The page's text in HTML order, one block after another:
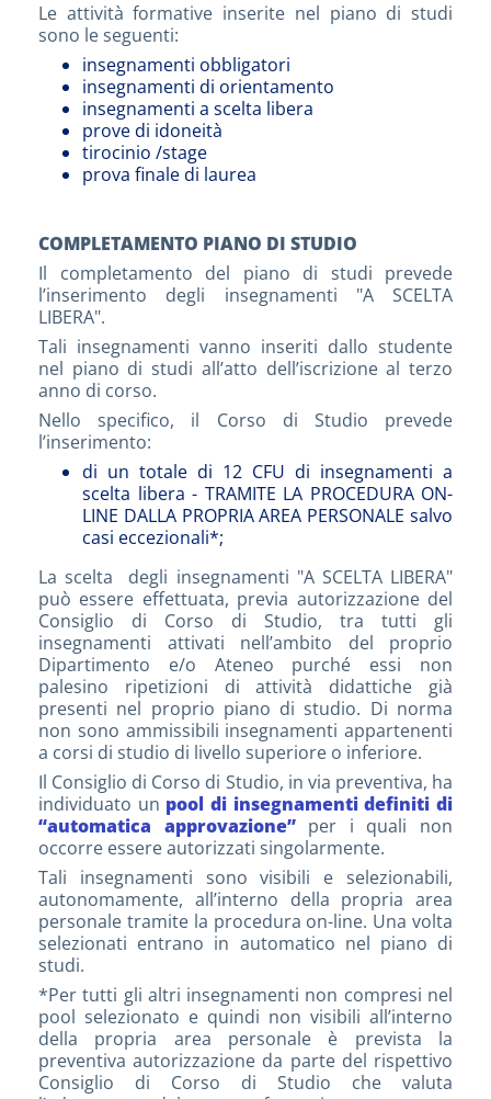
Le attività formative inserite nel piano di studi
sono le seguenti:
insegnamenti obbligatori
insegnamenti di orientamento
insegnamenti a scelta libera
prove di idoneità
tirocinio /stage
prova finale di laurea
COMPLETAMENTO PIANO DI STUDIO
Il completamento del piano di studi prevede
l’inserimento degli insegnamenti "A SCELTA
LIBERA".
Tali insegnamenti vanno inseriti dallo studente
nel piano di studi all’atto dell’iscrizione al terzo
anno di corso.
Nello specifico, il Corso di Studio prevede
l’inserimento:
di un totale di 12 CFU di insegnamenti a
scelta libera - TRAMITE LA PROCEDURA ON-
LINE DALLA PROPRIA AREA PERSONALE salvo
casi eccezionali*;
La scelta degli insegnamenti "A SCELTA LIBERA"
può essere effettuata, previa autorizzazione del
Consiglio di Corso di Studio, tra tutti gli
insegnamenti attivati nell’ambito del proprio
Dipartimento e/o Ateneo purché essi non
palesino ripetizioni di attività didattiche già
presenti nel proprio piano di studio. Di norma
non sono ammissibili insegnamenti appartenenti
a corsi di studio di livello superiore o inferiore.
Il Consiglio di Corso di Studio, in via preventiva, ha
individuato un pool di insegnamenti definiti di
“automatica approvazione” per i quali non
occorre essere autorizzati singolarmente.
Tali insegnamenti sono visibili e selezionabili,
autonomamente, all’interno della propria area
personale tramite la procedura on-line. Una volta
selezionati entrano in automatico nel piano di
studi.
*Per tutti gli altri insegnamenti non compresi nel
pool selezionato e quindi non visibili all’interno
della propria area personale è prevista la
preventiva autorizzazione da parte del rispettivo
Consiglio di Corso di Studio che valuta